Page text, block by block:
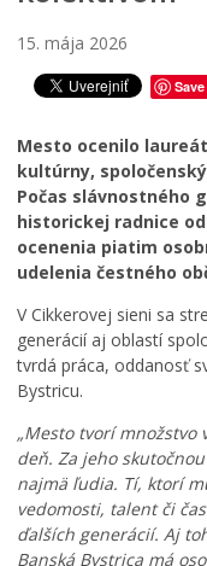
15. mája 2026
Save
Mesto ocenilo
kultúrny,
Počas slávnostného
historickej radnice
ocenenia piatim
udelenia čestného
V Cikkerovej sieni sa
generácií aj oblastí
tvrdá práca, oddanosť
Bystricu.
„Mesto tvorí množstvo
deň. Za jeho
najmä ľudia. Tí, ktorí
vedomosti, talent či
ďalších generácií. Aj
Banská Bystrica má